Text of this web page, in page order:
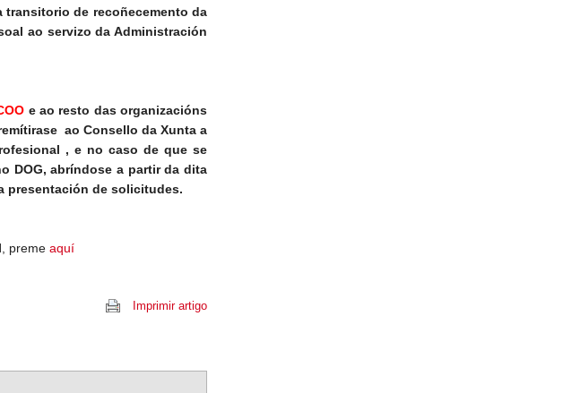
transitorio de recoñecemento da
ao servizo da Administración
e ao resto das organizacións
ao Consello da Xunta a
, e no caso de que se
DOG, abríndose a partir da dita
presentación de solicitudes.
, preme aquí
Imprimir artigo